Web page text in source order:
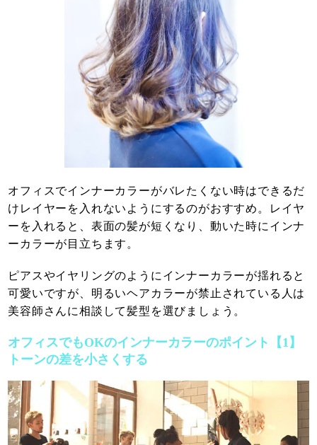
オフィスでインナーカラーがバレたくない時はできるだ
けレイヤーを入れないようにするのがおすすめ。レイヤ
ーを入れると、表面の髪が短くなり、動いた時にインナ
ーカラーが目立ちます。
ピアスやイヤリングのようにインナーカラーが揺れると
可愛いですが、明るいヘアカラーが禁止されている人は
美容師さんに相談して髪型を選びましょう。
オフィスでもOKのインナーカラーのポイント【1】
トーンの差を小さくする